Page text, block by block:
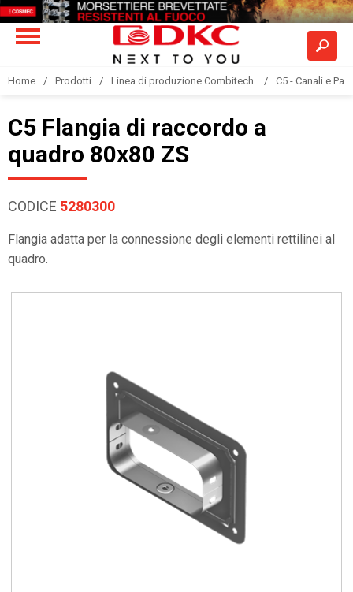
Home Prodotti Linea di produzione Combitech C5 - Canali e
C5 Flangia di raccordo a
quadro 80x80 ZS
CODICE 5280300
Flangia adatta per la connessione degli elementi rettilinei al
quadro.